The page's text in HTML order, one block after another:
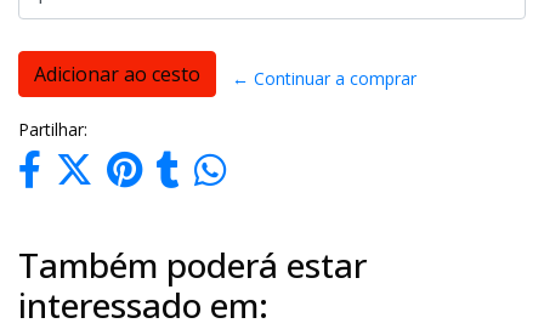
← Continuar a comprar
Partilhar:
Também poderá estar
interessado em: